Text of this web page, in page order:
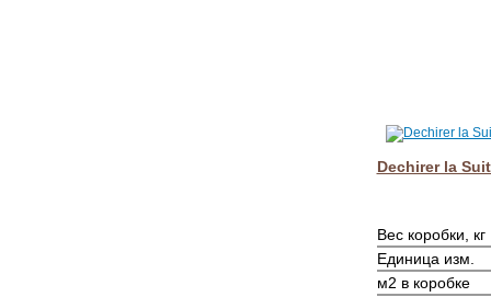
Dechirer la
Вес коробки, кг
Единица изм.
м2 в коробке